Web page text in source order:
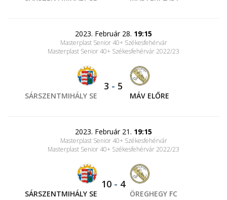
2023. Február 28. 19:15
Masterplast Senior 40+ Székesfehérvár
Masterplast Senior 40+ Székesfehérvár 2022/23
SÁRSZENTMIHÁLY SE
3 - 5
MÁV ELŐRE
2023. Február 21. 19:15
Masterplast Senior 40+ Székesfehérvár
Masterplast Senior 40+ Székesfehérvár 2022/23
SÁRSZENTMIHÁLY SE
10 - 4
ÖREGHEGY FC